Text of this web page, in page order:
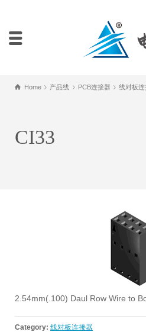
Home 产品线 PCB连接器 线对板连
CI33
2.54mm(.100) Daul Row Wire to
Category: 线对板连接器